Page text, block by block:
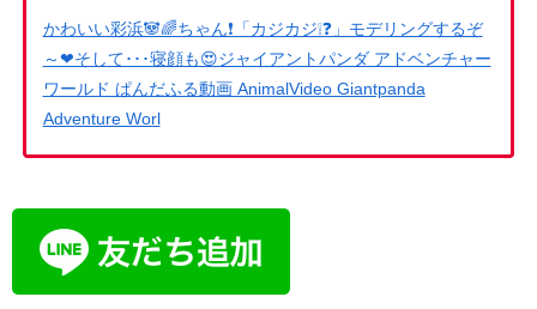
かわいい彩浜🐼🌈ちゃん❗「カジカジ❕❓」モデリングするぞ
～❤そして･･･寝顔も😍ジャイアントパンダ アドベンチャー
ワールド ぱんだふる動画 AnimalVideo Giantpanda
Adventure Worl